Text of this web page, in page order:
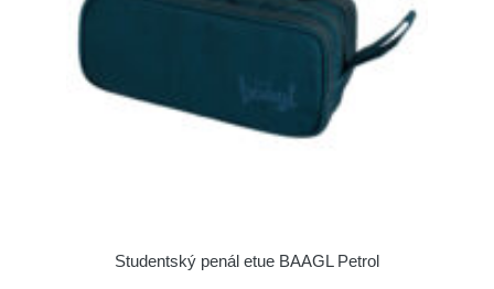
Studentský penál etue BAAGL Petrol